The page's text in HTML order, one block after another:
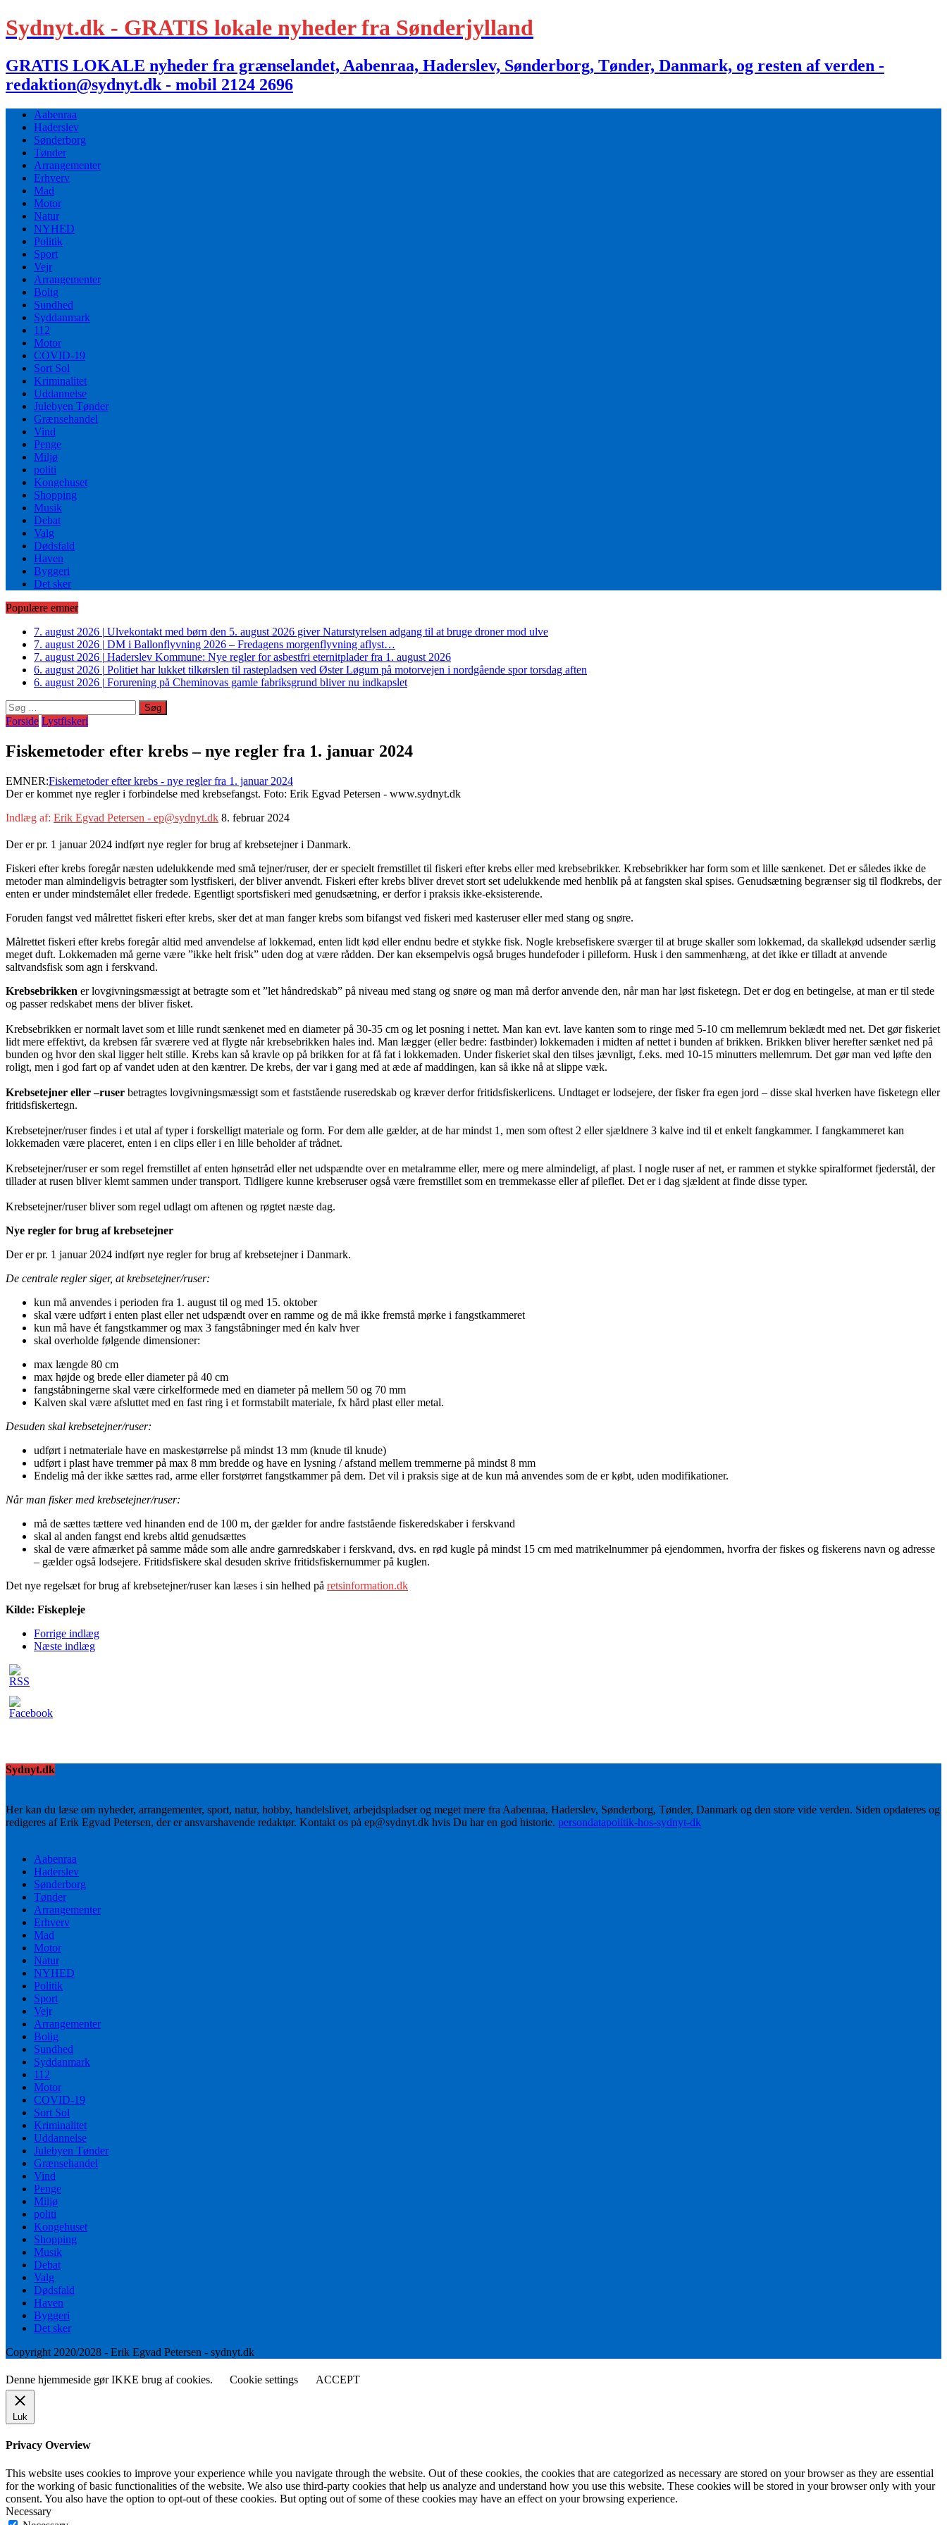
Sydnyt.dk - GRATIS lokale nyheder fra Sønderjylland
GRATIS LOKALE nyheder fra grænselandet, Aabenraa, Haderslev, Sønderborg, Tønder, Danmark, og resten af verden -
redaktion@sydnyt.dk - mobil 2124 2696
Aabenraa
Haderslev
Sønderborg
Tønder
Arrangementer
Erhverv
Mad
Motor
Natur
NYHED
Politik
Sport
Vejr
Arrangementer
Bolig
Sundhed
Syddanmark
112
Motor
COVID-19
Sort Sol
Kriminalitet
Uddannelse
Julebyen Tønder
Grænsehandel
Vind
Penge
Miljø
politi
Kongehuset
Shopping
Musik
Debat
Valg
Dødsfald
Haven
Byggeri
Det sker
Populære emner
7. august 2026 | Ulvekontakt med børn den 5. august 2026 giver Naturstyrelsen adgang til at bruge droner mod ulve
7. august 2026 | DM i Ballonflyvning 2026 – Fredagens morgenflyvning aflyst…
7. august 2026 | Haderslev Kommune: Nye regler for asbestfri eternitplader fra 1. august 2026
6. august 2026 | Politiet har lukket tilkørslen til rastepladsen ved Øster Løgum på motorvejen i nordgående spor torsdag aften
6. august 2026 | Forurening på Cheminovas gamle fabriksgrund bliver nu indkapslet
Søg
efter:
Forside Lystfiskeri
Fiskemetoder efter krebs – nye regler fra 1. januar 2024
EMNER:Fiskemetoder efter krebs - nye regler fra 1. januar 2024
Der er kommet nye regler i forbindelse med krebsefangst. Foto: Erik Egvad Petersen - www.sydnyt.dk
Indlæg af: Erik Egvad Petersen - ep@sydnyt.dk 8. februar 2024
Der er pr. 1 januar 2024 indført nye regler for brug af krebsetejner i Danmark.
Fiskeri efter krebs foregår næsten udelukkende med små tejner/ruser, der er specielt fremstillet til fiskeri efter krebs eller med krebsebrikker. Krebsebrikker har form som et lille sænkenet. Det er således ikke de
metoder man almindeligvis betragter som lystfiskeri, der bliver anvendt. Fiskeri efter krebs bliver drevet stort set udelukkende med henblik på at fangsten skal spises. Genudsætning begrænser sig til flodkrebs, der
enten er under mindstemålet eller fredede. Egentligt sportsfiskeri med genudsætning, er derfor i praksis ikke-eksisterende.
Foruden fangst ved målrettet fiskeri efter krebs, sker det at man fanger krebs som bifangst ved fiskeri med kasteruser eller med stang og snøre.
Målrettet fiskeri efter krebs foregår altid med anvendelse af lokkemad, enten lidt kød eller endnu bedre et stykke fisk. Nogle krebsefiskere sværger til at bruge skaller som lokkemad, da skallekød udsender særlig
meget duft. Lokkemaden må gerne være ”ikke helt frisk” uden dog at være rådden. Der kan eksempelvis også bruges hundefoder i pilleform. Husk i den sammenhæng, at det ikke er tilladt at anvende
saltvandsfisk som agn i ferskvand.
Krebsebrikken er lovgivningsmæssigt at betragte som et ”let håndredskab” på niveau med stang og snøre og man må derfor anvende den, når man har løst fisketegn. Det er dog en betingelse, at man er til stede
og passer redskabet mens der bliver fisket.
Krebsebrikken er normalt lavet som et lille rundt sænkenet med en diameter på 30-35 cm og let posning i nettet. Man kan evt. lave kanten som to ringe med 5-10 cm mellemrum beklædt med net. Det gør fiskeriet
lidt mere effektivt, da krebsen får sværere ved at flygte når krebsebrikken hales ind. Man lægger (eller bedre: fastbinder) lokkemaden i midten af nettet i bunden af brikken. Brikken bliver herefter sænket ned på
bunden og hvor den skal ligger helt stille. Krebs kan så kravle op på brikken for at få fat i lokkemaden. Under fiskeriet skal den tilses jævnligt, f.eks. med 10-15 minutters mellemrum. Det gør man ved løfte den
roligt, men i god fart op af vandet uden at den kæntrer. De krebs, der var i gang med at æde af maddingen, kan så ikke nå at slippe væk.
Krebsetejner eller –ruser betragtes lovgivningsmæssigt som et faststående ruseredskab og kræver derfor fritidsfiskerlicens. Undtaget er lodsejere, der fisker fra egen jord – disse skal hverken have fisketegn eller
fritidsfiskertegn.
Krebsetejner/ruser findes i et utal af typer i forskelligt materiale og form. For dem alle gælder, at de har mindst 1, men som oftest 2 eller sjældnere 3 kalve ind til et enkelt fangkammer. I fangkammeret kan
lokkemaden være placeret, enten i en clips eller i en lille beholder af trådnet.
Krebsetejner/ruser er som regel fremstillet af enten hønsetråd eller net udspændte over en metalramme eller, mere og mere almindeligt, af plast. I nogle ruser af net, er rammen et stykke spiralformet fjederstål, der
tillader at rusen bliver klemt sammen under transport. Tidligere kunne krebseruser også være fremstillet som en tremmekasse eller af pileflet. Det er i dag sjældent at finde disse typer.
Krebsetejner/ruser bliver som regel udlagt om aftenen og røgtet næste dag.
Nye regler for brug af krebsetejner
Der er pr. 1 januar 2024 indført nye regler for brug af krebsetejner i Danmark.
De centrale regler siger, at krebsetejner/ruser:
kun må anvendes i perioden fra 1. august til og med 15. oktober
skal være udført i enten plast eller net udspændt over en ramme og de må ikke fremstå mørke i fangstkammeret
kun må have ét fangstkammer og max 3 fangståbninger med én kalv hver
skal overholde følgende dimensioner:
max længde 80 cm
max højde og brede eller diameter på 40 cm
fangståbningerne skal være cirkelformede med en diameter på mellem 50 og 70 mm
Kalven skal være afsluttet med en fast ring i et formstabilt materiale, fx hård plast eller metal.
Desuden skal krebsetejner/ruser:
udført i netmateriale have en maskestørrelse på mindst 13 mm (knude til knude)
udført i plast have tremmer på max 8 mm bredde og have en lysning / afstand mellem tremmerne på mindst 8 mm
Endelig må der ikke sættes rad, arme eller forstørret fangstkammer på dem. Det vil i praksis sige at de kun må anvendes som de er købt, uden modifikationer.
Når man fisker med krebsetejner/ruser:
må de sættes tættere ved hinanden end de 100 m, der gælder for andre faststående fiskeredskaber i ferskvand
skal al anden fangst end krebs altid genudsættes
skal de være afmærket på samme måde som alle andre garnredskaber i ferskvand, dvs. en rød kugle på mindst 15 cm med matrikelnummer på ejendommen, hvorfra der fiskes og fiskerens navn og adresse
– gælder også lodsejere. Fritidsfiskere skal desuden skrive fritidsfiskernummer på kuglen.
Det nye regelsæt for brug af krebsetejner/ruser kan læses i sin helhed på retsinformation.dk
Kilde: Fiskepleje
Forrige indlæg
Næste indlæg
Sydnyt.dk
Her kan du læse om nyheder, arrangementer, sport, natur, hobby, handelslivet, arbejdspladser og meget mere fra Aabenraa, Haderslev, Sønderborg, Tønder, Danmark og den store vide verden. Siden opdateres og
redigeres af Erik Egvad Petersen, der er ansvarshavende redaktør. Kontakt os på ep@sydnyt.dk hvis Du har en god historie. persondatapolitik-hos-sydnyt-dk
Aabenraa
Haderslev
Sønderborg
Tønder
Arrangementer
Erhverv
Mad
Motor
Natur
NYHED
Politik
Sport
Vejr
Arrangementer
Bolig
Sundhed
Syddanmark
112
Motor
COVID-19
Sort Sol
Kriminalitet
Uddannelse
Julebyen Tønder
Grænsehandel
Vind
Penge
Miljø
politi
Kongehuset
Shopping
Musik
Debat
Valg
Dødsfald
Haven
Byggeri
Det sker
Copyright 2020/2028 - Erik Egvad Petersen - sydnyt.dk
Denne hjemmeside gør IKKE brug af cookies. Cookie settings ACCEPT
Luk
Privacy Overview
This website uses cookies to improve your experience while you navigate through the website. Out of these cookies, the cookies that are categorized as necessary are stored on your browser as they are essential
for the working of basic functionalities of the website. We also use third-party cookies that help us analyze and understand how you use this website. These cookies will be stored in your browser only with your
consent. You also have the option to opt-out of these cookies. But opting out of some of these cookies may have an effect on your browsing experience.
Necessary